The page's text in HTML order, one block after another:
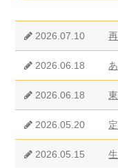
2026.07.10
2026.06.18
2026.06.18
2026.05.20
2026.05.15